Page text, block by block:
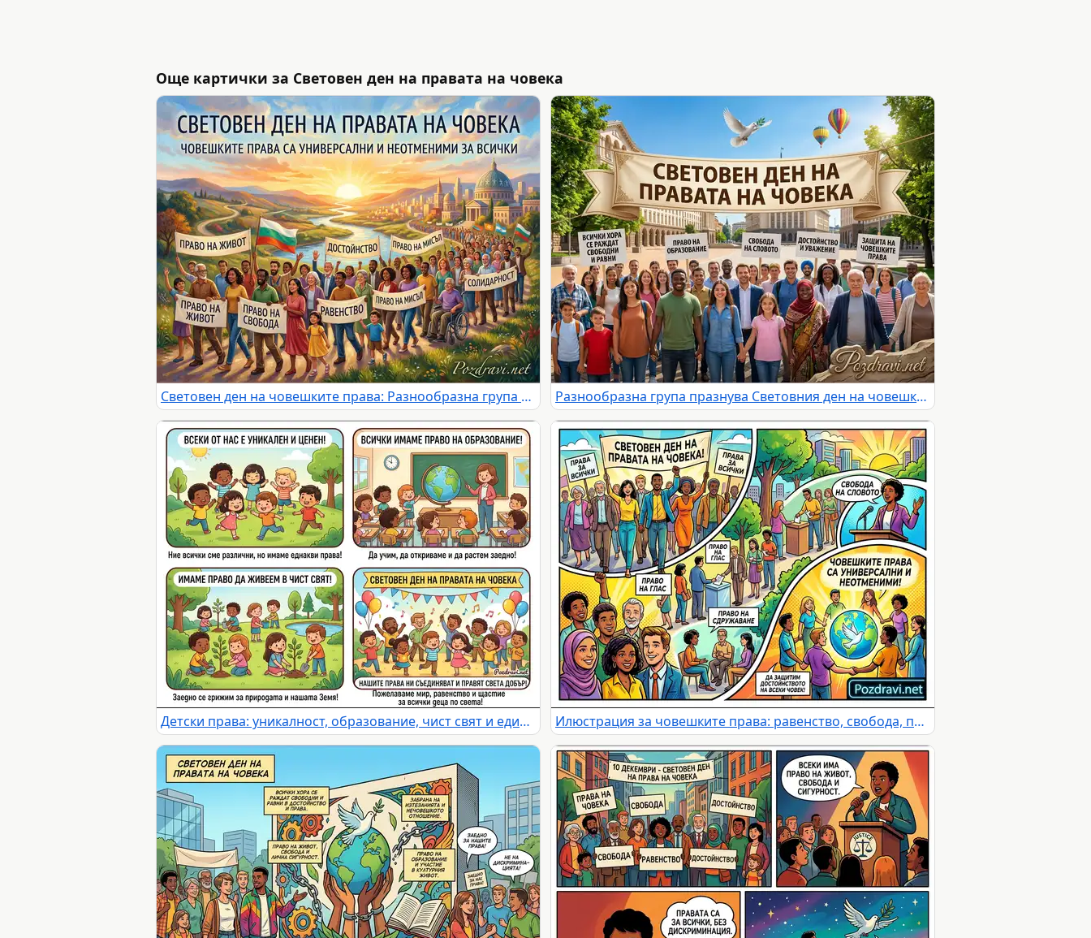
Още картички за Световен ден на правата на човека
Световен ден на човешките права: Разнообразна група хора марширува за универсални и неотменими права. Разнообразна група празнува Световния ден на човешките права с послания за равенство и мир.
Детски права: уникалност, образование, чист свят и единство. Празнуваме Световния ден на правата на човека с мир и щастие за всички деца. Илюстрация за човешките права: равенство, свобода, право на глас и сдружаване.